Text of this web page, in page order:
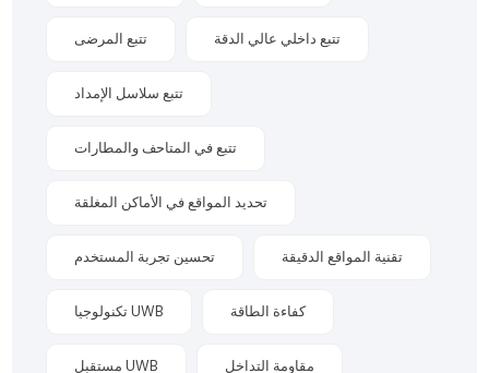
تتبع المرضى تتبع داخلي عالي الدقة
تتبع سلاسل الإمداد
تتبع في المتاحف والمطارات
تحديد المواقع في الأماكن المغلقة
تحسين تجربة المستخدم تقنية المواقع الدقيقة
تكنولوجيا UWB كفاءة الطاقة
مستقبل UWB مقاومة التداخل